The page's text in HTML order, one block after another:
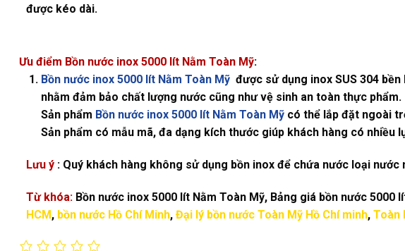
được kéo dài.
Ưu điểm Bồn nước inox 5000 lít Nằm Toàn Mỹ:
Bồn nước inox 5000 lít Nằm Toàn Mỹ được sử dụng inox SUS 304
nhằm đảm bảo chất lượng nước cũng như vệ sinh an toàn thực phẩm.
Sản phẩm Bồn nước inox 5000 lít Nằm Toàn Mỹ có thể lắp đặt ngoài
Sản phẩm có mẫu mã, đa dạng kích thước giúp khách hàng có nhiều
Lưu ý : Quý khách hàng không sử dụng bồn inox để chứa nước loại
Từ khóa: Bồn nước inox 5000 lít Nằm Toàn Mỹ, Bảng giá bồn nước
HCM, bồn nước Hồ Chí Minh, Đại lý bồn nước Toàn Mỹ Hồ Chí minh, Toàn